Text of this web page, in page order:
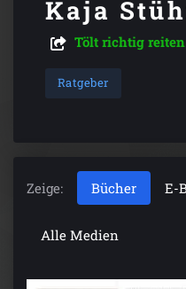
Kaja
Tölt richtig reiten
Ratgeber
Zeige: Bücher E-
Alle Medien